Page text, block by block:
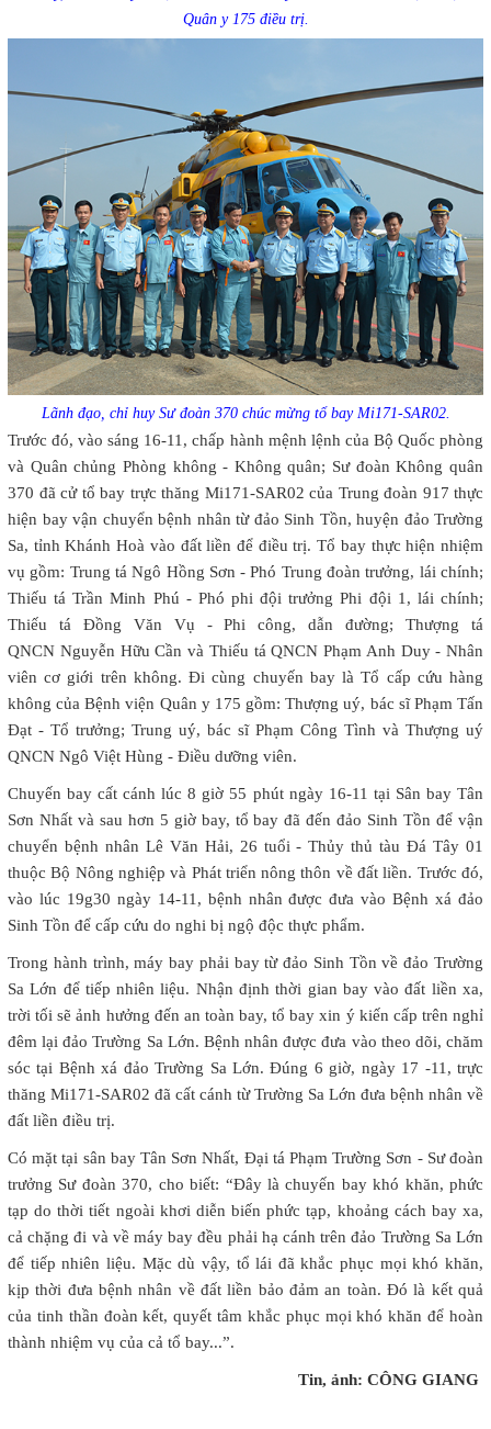
Quân y 175 điều trị.
Lãnh đạo, chỉ huy Sư đoàn 370 chúc mừng tổ bay Mi171-SAR02.
Trước đó, vào sáng 16-11, chấp hành mệnh lệnh của Bộ Quốc phòng
và Quân chủng Phòng không - Không quân; Sư đoàn Không quân
370 đã cử tổ bay trực thăng Mi171-SAR02 của Trung đoàn 917 thực
hiện bay vận chuyển bệnh nhân từ đảo Sinh Tồn, huyện đảo Trường
Sa, tỉnh Khánh Hoà vào đất liền để điều trị. Tổ bay thực hiện nhiệm
vụ gồm: Trung tá Ngô Hồng Sơn - Phó Trung đoàn trưởng, lái chính;
Thiếu tá Trần Minh Phú - Phó phi đội trưởng Phi đội 1, lái chính;
Thiếu tá Đồng Văn Vụ - Phi công, dẫn đường; Thượng tá
QNCN Nguyễn Hữu Cần và Thiếu tá QNCN Phạm Anh Duy - Nhân
viên cơ giới trên không. Đi cùng chuyến bay là Tổ cấp cứu hàng
không của Bệnh viện Quân y 175 gồm: Thượng uý, bác sĩ Phạm Tấn
Đạt - Tổ trưởng; Trung uý, bác sĩ Phạm Công Tình và Thượng uý
QNCN Ngô Việt Hùng - Điều dưỡng viên.
Chuyến bay cất cánh lúc 8 giờ 55 phút ngày 16-11 tại Sân bay Tân
Sơn Nhất và sau hơn 5 giờ bay, tổ bay đã đến đảo Sinh Tồn để vận
chuyển bệnh nhân Lê Văn Hải, 26 tuổi - Thủy thủ tàu Đá Tây 01
thuộc Bộ Nông nghiệp và Phát triển nông thôn về đất liền. Trước đó,
vào lúc 19g30 ngày 14-11, bệnh nhân được đưa vào Bệnh xá đảo
Sinh Tồn để cấp cứu do nghi bị ngộ độc thực phẩm.
Trong hành trình, máy bay phải bay từ đảo Sinh Tồn về đảo Trường
Sa Lớn để tiếp nhiên liệu. Nhận định thời gian bay vào đất liền xa,
trời tối sẽ ảnh hưởng đến an toàn bay, tổ bay xin ý kiến cấp trên nghỉ
đêm lại đảo Trường Sa Lớn. Bệnh nhân được đưa vào theo dõi, chăm
sóc tại Bệnh xá đảo Trường Sa Lớn. Đúng 6 giờ, ngày 17 -11, trực
thăng Mi171-SAR02 đã cất cánh từ Trường Sa Lớn đưa bệnh nhân về
đất liền điều trị.
Có mặt tại sân bay Tân Sơn Nhất, Đại tá Phạm Trường Sơn - Sư đoàn
trưởng Sư đoàn 370, cho biết: “Đây là chuyến bay khó khăn, phức
tạp do thời tiết ngoài khơi diễn biến phức tạp, khoảng cách bay xa,
cả chặng đi và về máy bay đều phải hạ cánh trên đảo Trường Sa Lớn
để tiếp nhiên liệu. Mặc dù vậy, tổ lái đã khắc phục mọi khó khăn,
kịp thời đưa bệnh nhân về đất liền bảo đảm an toàn. Đó là kết quả
của tinh thần đoàn kết, quyết tâm khắc phục mọi khó khăn để hoàn
thành nhiệm vụ của cả tổ bay...”.
Tin, ảnh: CÔNG GIANG